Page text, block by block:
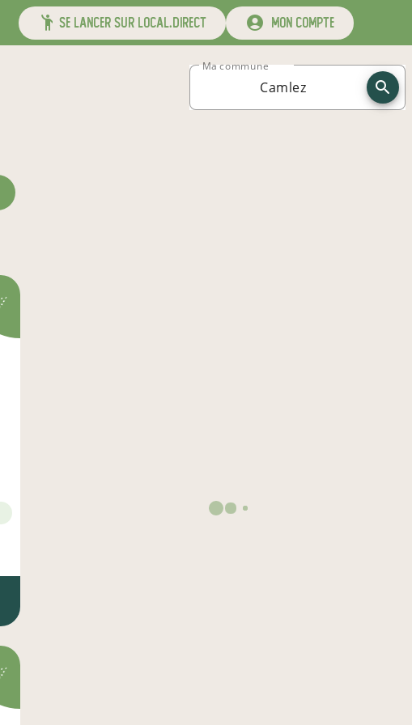
se lancer sur local.direct mon compte
Ma commune